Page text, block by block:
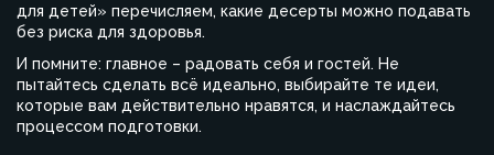
для детей» перечисляем, какие десерты можно подавать
без риска для здоровья.
И помните: главное – радовать себя и гостей. Не
пытайтесь сделать всё идеально, выбирайте те идеи,
которые вам действительно нравятся, и наслаждайтесь
процессом подготовки.